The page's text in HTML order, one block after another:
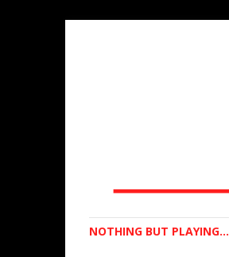
NOTHING BUT PLAYING...